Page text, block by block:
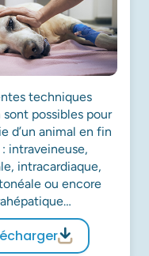
techniques
sont possibles pour
d’un animal en fin
intraveineuse,
intracardiaque,
ou encore
d'un * sont obligatoires